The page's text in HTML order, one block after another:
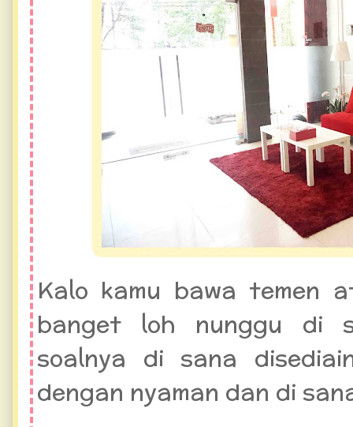
Kalo kamu bawa temen
banget loh nunggu di
soalnya di sana
dengan nyaman dan di